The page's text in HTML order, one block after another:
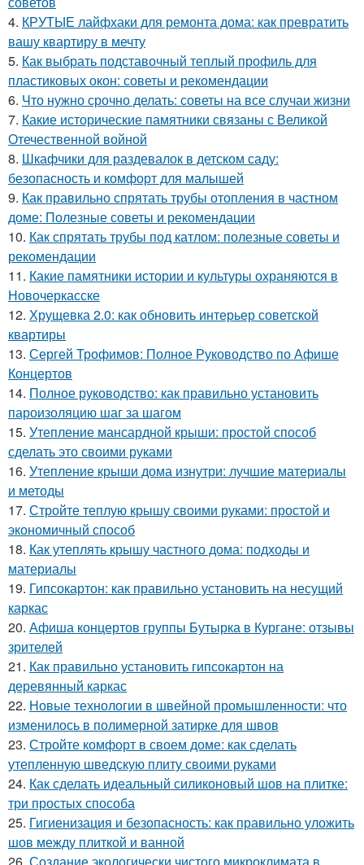
4. КРУТЫЕ лайфхаки для ремонта дома: как превратить
вашу квартиру в мечту
5. Как выбрать подставочный теплый профиль для
пластиковых окон: советы и рекомендации
6. Что нужно срочно делать: советы на все случаи жизни
7. Какие исторические памятники связаны с Великой
Отечественной войной
8. Шкафчики для раздевалок в детском саду:
безопасность и комфорт для малышей
9. Как правильно спрятать трубы отопления в частном
доме: Полезные советы и рекомендации
10. Как спрятать трубы под катлом: полезные советы и
рекомендации
11. Какие памятники истории и культуры охраняются в
Новочеркасске
12. Хрущевка 2.0: как обновить интерьер советской
квартиры
13. Сергей Трофимов: Полное Руководство по Афише
Концертов
14. Полное руководство: как правильно установить
пароизоляцию шаг за шагом
15. Утепление мансардной крыши: простой способ
сделать это своими руками
16. Утепление крыши дома изнутри: лучшие материалы
и методы
17. Стройте теплую крышу своими руками: простой и
экономичный способ
18. Как утеплять крышу частного дома: подходы и
материалы
19. Гипсокартон: как правильно установить на несущий
каркас
20. Афиша концертов группы Бутырка в Кургане: отзывы
зрителей
21. Как правильно установить гипсокартон на
деревянный каркас
22. Новые технологии в швейной промышленности: что
изменилось в полимерной затирке для швов
23. Стройте комфорт в своем доме: как сделать
утепленную шведскую плиту своими руками
24. Как сделать идеальный силиконовый шов на плитке:
три простых способа
25. Гигиенизация и безопасность: как правильно уложить
шов между плиткой и ванной